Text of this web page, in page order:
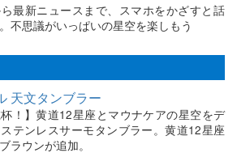
最新ニュースまで、スマホをかざすと話
不思議がいっぱいの星空を楽しもう
天文タンブラー
杯！】黄道12星座とマウナケアの星空をデ
テンレスサーモタンブラー。黄道12星座
ラウンが追加。